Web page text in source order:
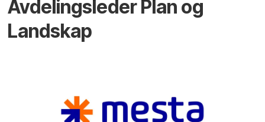
Avdelingsleder Plan og
Landskap